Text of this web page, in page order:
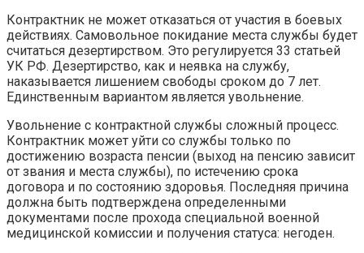
Контрактник не может отказаться от участия в боевых
действиях. Самовольное покидание места службы будет
считаться дезертирством. Это регулируется 33 статьей
УК РФ. Дезертирство, как и неявка на службу,
наказывается лишением свободы сроком до 7 лет.
Единственным вариантом является увольнение.
Увольнение с контрактной службы сложный процесс.
Контрактник может уйти со службы только по
достижению возраста пенсии (выход на пенсию зависит
от звания и места службы), по истечению срока
договора и по состоянию здоровья. Последняя причина
должна быть подтверждена определенными
документами после прохода специальной военной
медицинской комиссии и получения статуса: негоден.